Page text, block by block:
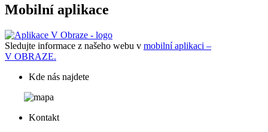
Mobilní aplikace
Sledujte informace z našeho webu v mobilní aplikaci –
V OBRAZE.
Kde nás najdete
Kontakt